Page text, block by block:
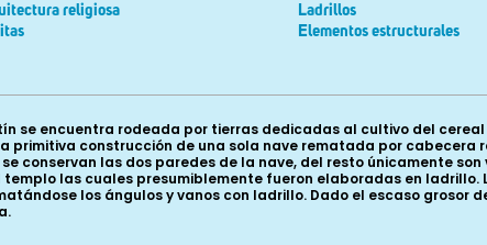
religiosa
Ladrillos
Elementos estructurales
se encuentra rodeada por tierras dedicadas al cultivo del
primitiva construcción de una sola nave rematada por
conservan las dos paredes de la nave, del resto únicamente
las cuales presumiblemente fueron elaboradas en
los ángulos y vanos con ladrillo. Dado el escaso